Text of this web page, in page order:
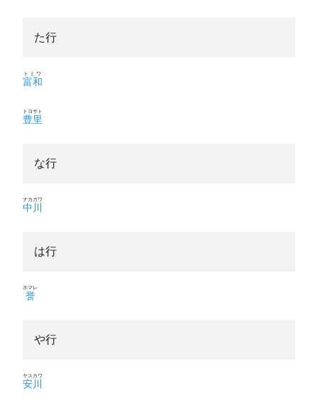
た行
富和
トミワ
豊里
トヨサト
な行
中川
ナカガワ
は行
誉
ホマレ
や行
安川
ヤスカワ